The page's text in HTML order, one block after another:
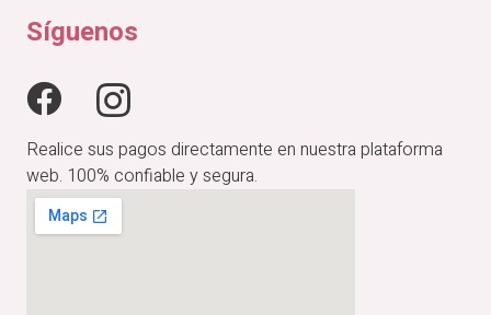
₡49,900.00.
Síguenos
Realice sus pagos directamente en nuestra plataforma
web. 100% confiable y segura.